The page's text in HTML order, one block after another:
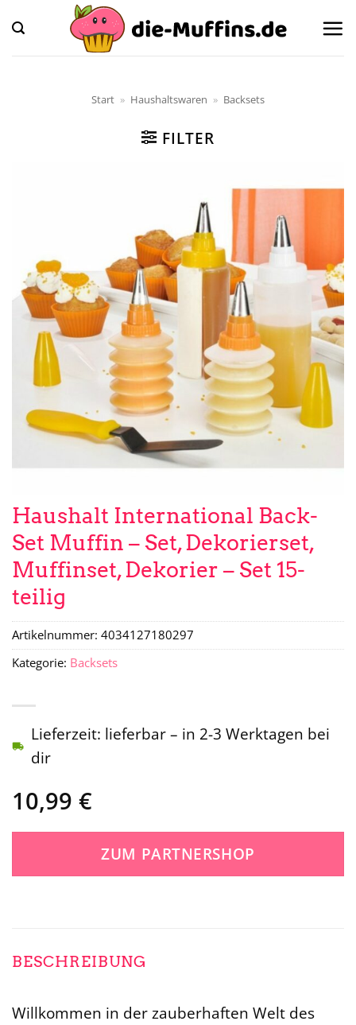
Inhalt
springen
Start » Haushaltswaren » Backsets
FILTER
Haushalt International Back-
Set Muffin – Set, Dekorierset,
Muffinset, Dekorier – Set 15-
teilig
10,99 €
Lieferzeit: lieferbar – in 2-3 Werktagen bei
dir
ZUM PARTNERSHOP
Artikelnummer: 4034127180297
Kategorie: Backsets
BESCHREIBUNG
Willkommen in der zauberhaften Welt des